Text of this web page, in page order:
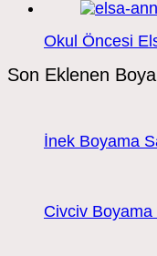
Okul Öncesi
Son Eklenen
İnek Boyama
Civciv Boyama